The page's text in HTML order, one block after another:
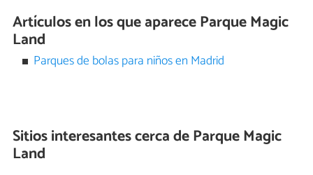
Artículos en los que aparece Parque Magic
Land
Parques de bolas para niños en Madrid
Sitios interesantes cerca deParque Magic
Land